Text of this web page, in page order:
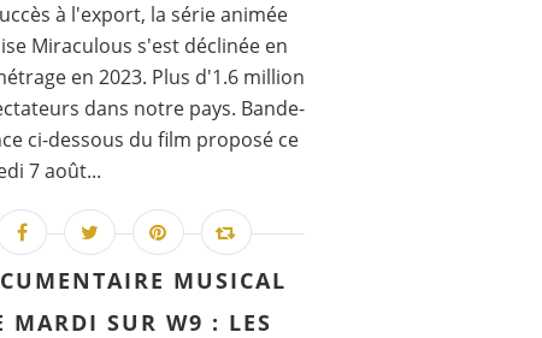
à l'export, la série animée
Miraculous s'est déclinée en
en 2023. Plus d'1.6 million
dans notre pays. Bande-
ci-dessous du film proposé ce
7 août...
MUSICAL
MARDI SUR W9 : LES